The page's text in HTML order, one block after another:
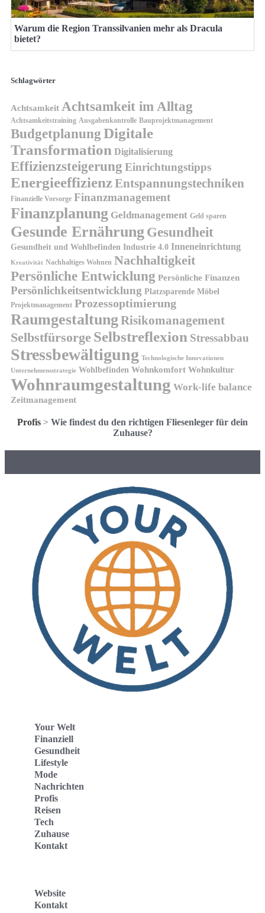
Warum die Region Transsilvanien mehr als Dracula
bietet?
Schlagwörter
Achtsamkeit Achtsamkeit im Alltag
Achtsamkeitstraining Ausgabenkontrolle Bauprojektmanagement
BudgetplanungDigitale
Transformation Digitalisierung
Effizienzsteigerung Einrichtungstipps
EnergieeffizienzEntspannungstechniken
Finanzielle Vorsorge Finanzmanagement
Finanzplanung Geldmanagement Geld sparen
Gesunde Ernährung Gesundheit
Gesundheit und Wohlbefinden Industrie 4.0 Inneneinrichtung
Kreativität Nachhaltiges Wohnen Nachhaltigkeit
Persönliche Entwicklung Persönliche Finanzen
Persönlichkeitsentwicklung Platzsparende Möbel
Projektmanagement Prozessoptimierung
Raumgestaltung Risikomanagement
Selbstfürsorge Selbstreflexion Stressabbau
Stressbewältigung Technologische Innovationen
Unternehmensstrategie Wohlbefinden Wohnkomfort Wohnkultur
Wohnraumgestaltung Work-life balance
Zeitmanagement
Profis > Wie findest du den richtigen Fliesenleger für dein
Zuhause?
Your Welt
Finanziell
Gesundheit
Lifestyle
Mode
Nachrichten
Profis
Reisen
Tech
Zuhause
Kontakt
Website
Kontakt